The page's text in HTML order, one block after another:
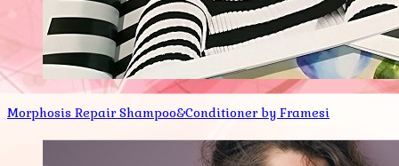
Morphosis Repair Shampoo&Conditioner by Framesi